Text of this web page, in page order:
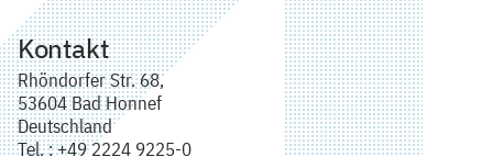
Kontakt
Rhöndorfer Str. 68,
53604 Bad Honnef
Deutschland
Tel. : +49 2224 9225-0